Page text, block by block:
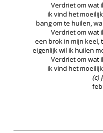
Verdriet om wat
ik vind het
bang om te huilen,
Verdriet om wat
een brok in mijn keel,
eigenlijk wil ik huilen
Verdriet om wat
ik vind het
(c)